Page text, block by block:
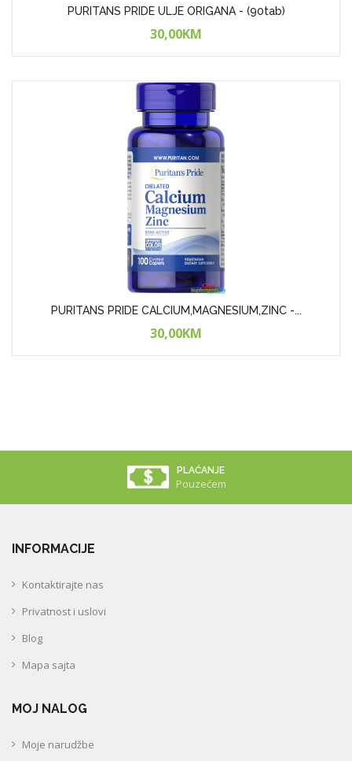
PURITANS PRIDE ULJE ORIGANA - (90tab)
30,00KM
PURITANS PRIDE CALCIUM,MAGNESIUM,ZINC -...
30,00KM
PLAĆANJE
Pouzećem
INFORMACIJE
Kontaktirajte nas
Privatnost i uslovi
Blog
Mapa sajta
MOJ NALOG
Moje narudžbe